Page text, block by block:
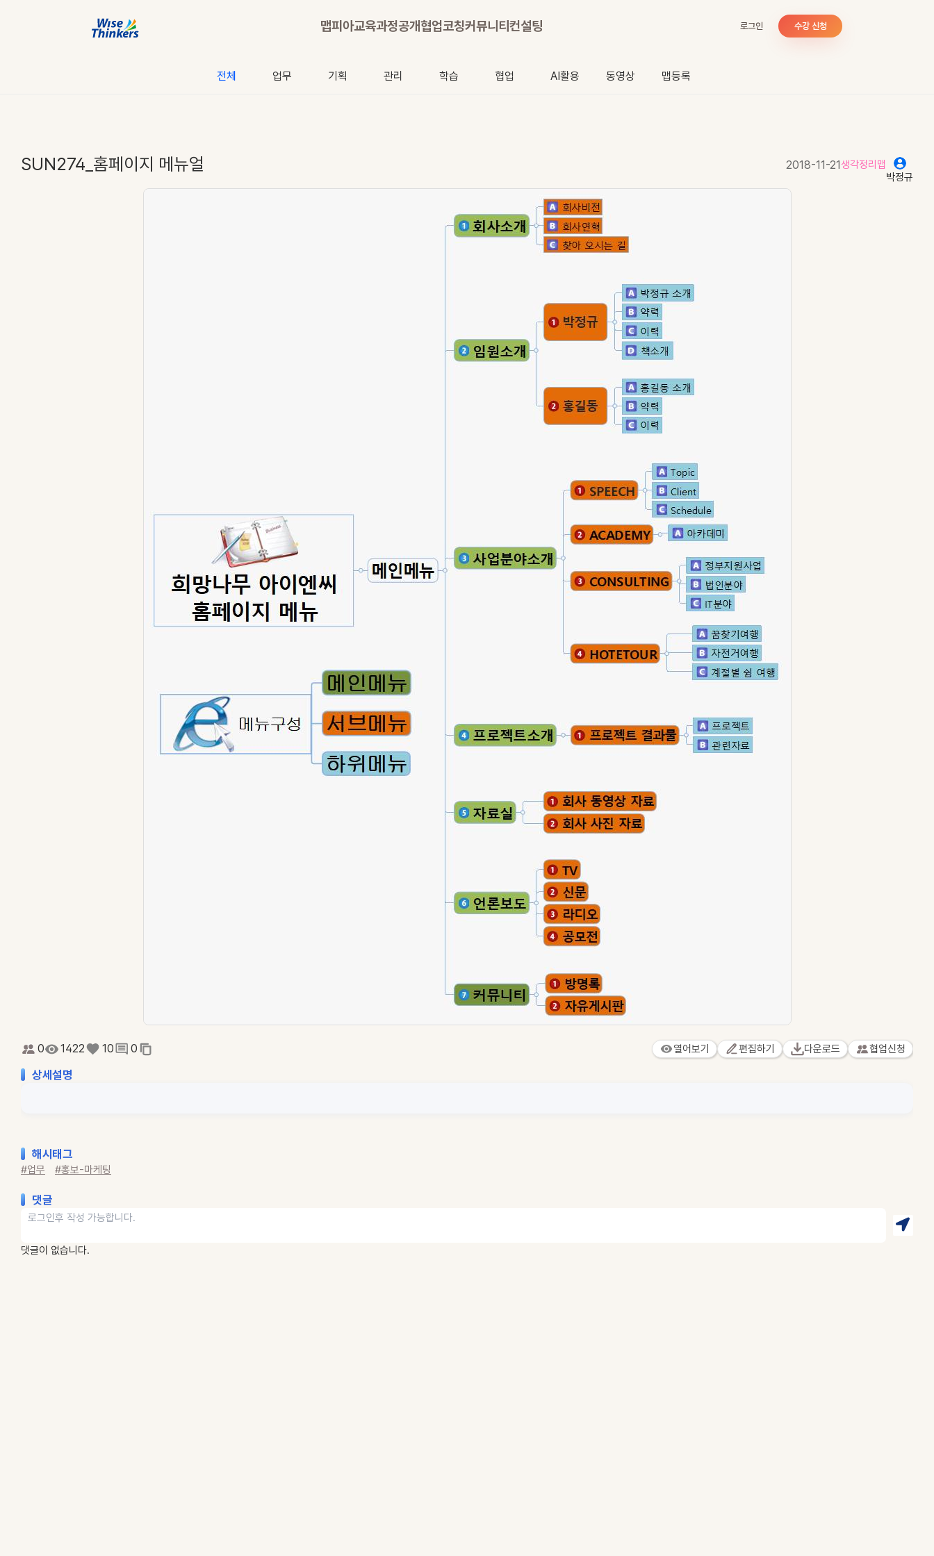
맵피아교육과정공개협업코칭커뮤니티컨설팅 로그인 수강 신청
전체 업무 기획 관리 학습 협업 AI활용 동영상 맵등록
SUN274_홈페이지 메뉴얼 2018-11-21생각정리맵
박정규
0 1422 10 0 열어보기 편집하기 다운로드 협업신청
상세설명
해시태그
#업무 #홍보-마케팅
댓글
댓글이 없습니다.